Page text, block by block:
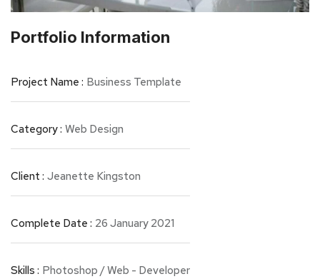
Portfolio Information
Project Name : Business Template
Category : Web Design
Client : Jeanette Kingston
Complete Date : 26 January 2021
Skills : Photoshop / Web - Developer